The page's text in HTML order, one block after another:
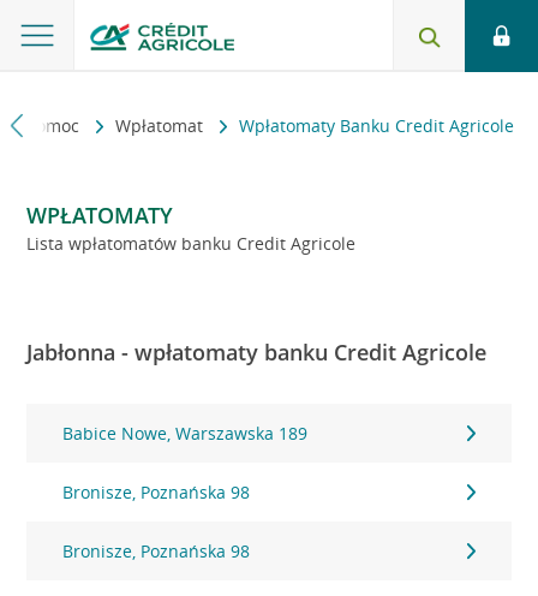
i pomoc Wpłatomat Wpłatomaty Banku Credit Agricole
WPŁATOMATY
Lista wpłatomatów banku Credit Agricole
Jabłonna - wpłatomaty banku Credit Agricole
Babice Nowe, Warszawska 189
Bronisze, Poznańska 98
Bronisze, Poznańska 98